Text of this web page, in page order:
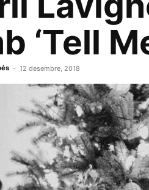
‘Tell
- 12 desembre, 2018